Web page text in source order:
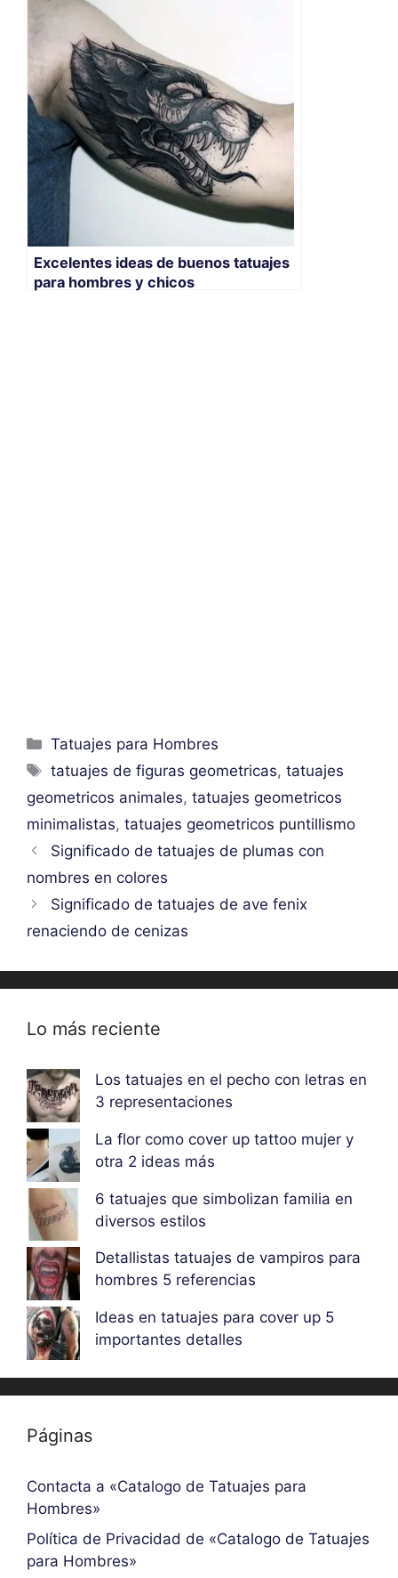
Excelentes ideas de buenos tatuajes
para hombres y chicos
Categorías
Tatuajes para Hombres
Etiquetas
tatuajes de figuras geometricas,tatuajes
geometricos animales, tatuajes geometricos
minimalistas, tatuajes geometricos puntillismo
Significado de tatuajes de plumas con
nombres en colores
Significado de tatuajes de ave fenix
renaciendo de cenizas
Lo más reciente
Los tatuajes en el pecho con letras en
3 representaciones
La flor como cover up tattoo mujer y
otra 2 ideas más
6 tatuajes que simbolizan familia en
diversos estilos
Detallistas tatuajes de vampiros para
hombres 5 referencias
Ideas en tatuajes para cover up 5
importantes detalles
Páginas
Contacta a «Catalogo de Tatuajes para
Hombres»
Política de Privacidad de «Catalogo de Tatuajes
para Hombres»